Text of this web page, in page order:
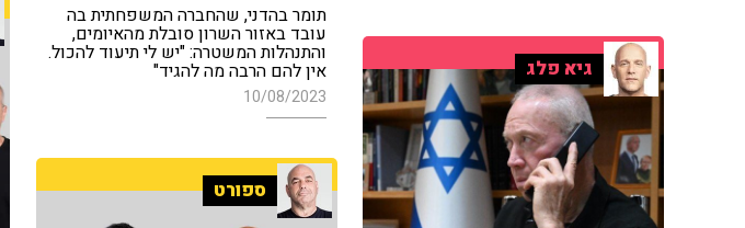
תומר בהדני, שהחברה המשפחתית בה
עובד באזור השרון סובלת מהאיומים,
והתנהלות המשטרה: "יש לי תיעוד להכול.
אין להם הרבה מה להגיד"
10/08/2023
גיא פלג
ספורט